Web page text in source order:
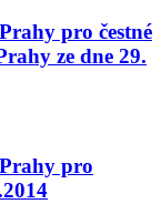
pro čestné
ze dne 29.
pro